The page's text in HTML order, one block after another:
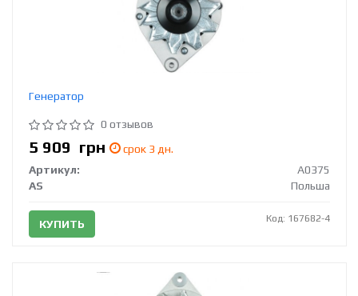
Генератор
0 отзывов
5 909 грн
срок 3 дн.
Артикул:
A0375
AS
Польша
КУПИТЬ Код: 167682-4